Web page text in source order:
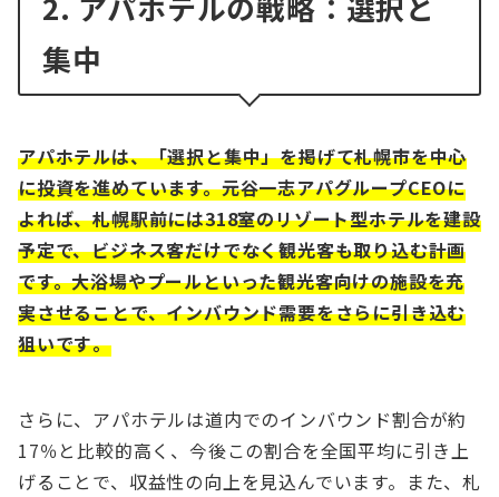
集中
アパホテルは、「選択と集中」を掲げて札幌市を中心
に投資を進めています。元谷一志アパグループCEOに
よれば、札幌駅前には318室のリゾート型ホテルを建設
予定で、ビジネス客だけでなく観光客も取り込む計画
です。大浴場やプールといった観光客向けの施設を充
実させることで、インバウンド需要をさらに引き込む
狙いです​。
さらに、アパホテルは道内でのインバウンド割合が約
17％と比較的高く、今後この割合を全国平均に引き上
げることで、収益性の向上を見込んでいます。また、札